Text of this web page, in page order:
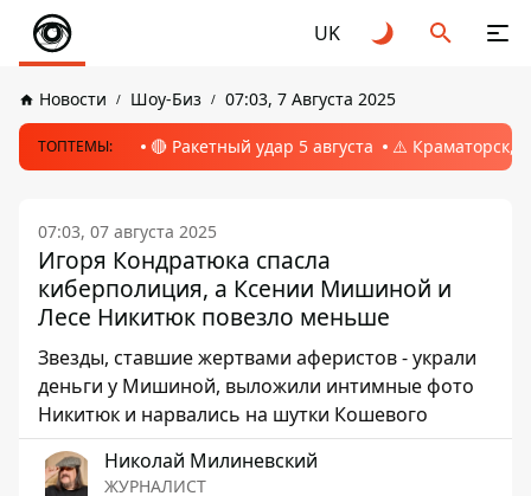
UK
Новости Шоу-Биз 07:03, 7 Августа 2025
ТОПТЕМЫ: 🔴 Ракетный удар 5 августа ⚠️ Краматорск,
07:03, 07 августа 2025
Игоря Кондратюка спасла
киберполиция, а Ксении Мишиной и
Лесе Никитюк повезло меньше
Звезды, ставшие жертвами аферистов - украли
деньги у Мишиной, выложили интимные фото
Никитюк и нарвались на шутки Кошевого
Николай Милиневский
ЖУРНАЛИСТ